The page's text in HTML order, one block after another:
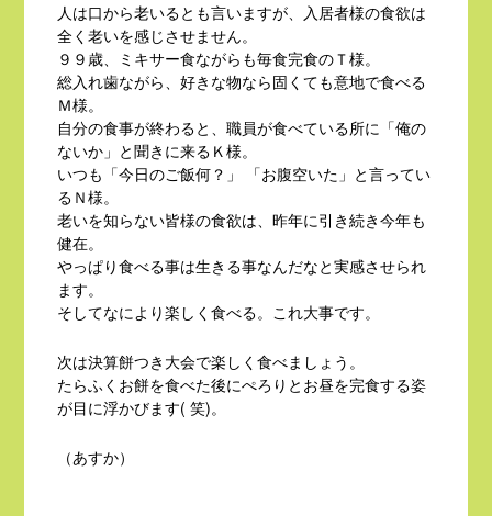
人は口から老いるとも言いますが、入居者様の食欲は
全く老いを感じさせません。
９９歳、ミキサー食ながらも毎食完食のＴ様。
総入れ歯ながら、好きな物なら固くても意地で食べる
Ｍ様。
自分の食事が終わると、職員が食べている所に「俺の
ないか」と聞きに来るＫ様。
いつも「今日のご飯何？」 「お腹空いた」と言ってい
るＮ様。
老いを知らない皆様の食欲は、昨年に引き続き今年も
健在。
やっぱり食べる事は生きる事なんだなと実感させられ
ます。
そしてなにより楽しく食べる。これ大事です。
次は決算餅つき大会で楽しく食べましょう。
たらふくお餅を食べた後にぺろりとお昼を完食する姿
が目に浮かびます( 笑)。
（あすか）